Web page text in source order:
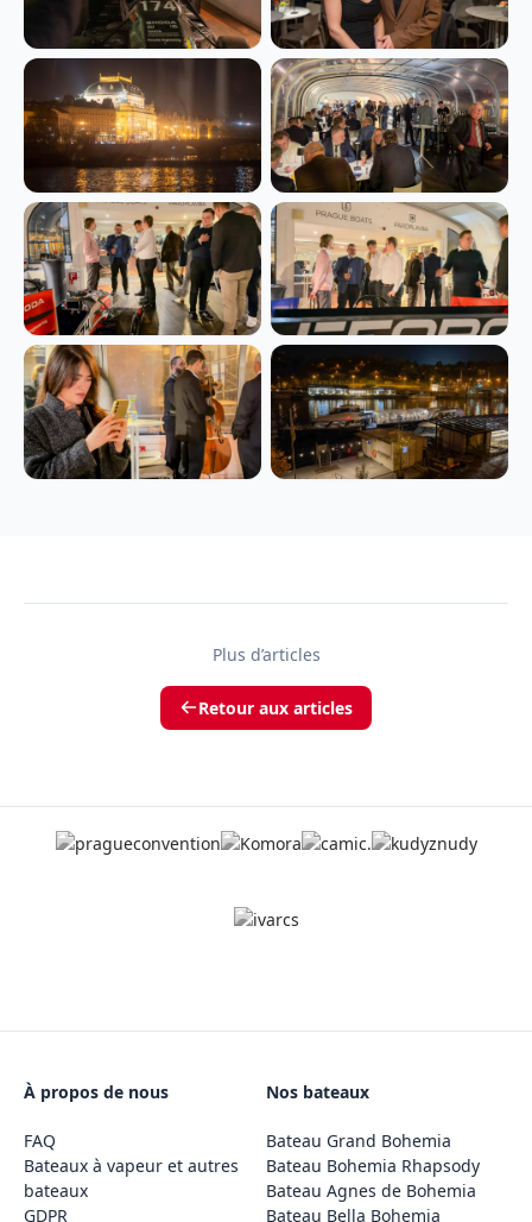
Plus d’articles
Retour aux articles
À propos de nous
FAQ
Bateaux à vapeur et autres
bateaux
GDPR
Nos bateaux
Bateau Grand Bohemia
Bateau Bohemia Rhapsody
Bateau Agnes de Bohemia
Bateau Bella Bohemia